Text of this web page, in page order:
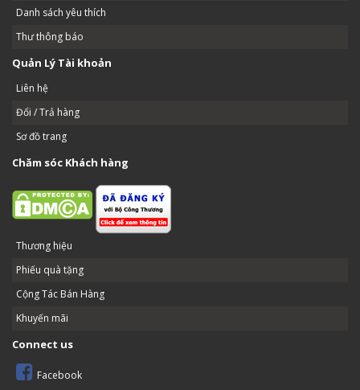
Danh sách yêu thích
Thư thông báo
Quản Lý Tài khoản
Liên hệ
Đổi / Trả hàng
Sơ đồ trang
Chăm sóc Khách hàng
Thương hiệu
Phiếu quà tặng
Cộng Tác Bán Hàng
Khuyến mãi
Connect us
Facebook